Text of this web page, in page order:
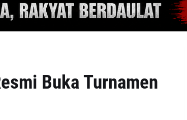
Buka Turnamen